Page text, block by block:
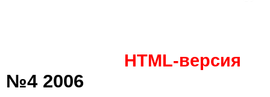
HTML-версия
№4 2006